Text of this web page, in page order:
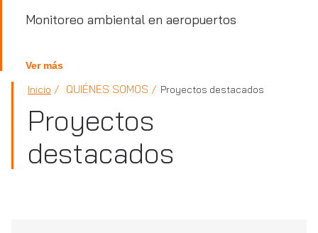
Monitoreo ambiental en aeropuertos
Ver más
Inicio QUIÉNES SOMOS Proyectos destacados
Proyectos
destacados